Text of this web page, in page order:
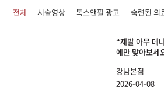
전체 시술영상 톡스앤필 광고 숙련된 의
“제발 아무 데
에만 맞아보세
곳까지 딱 알려
강남본점
2026-04-08